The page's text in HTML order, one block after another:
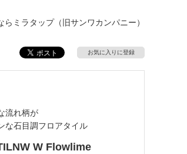
ミラタップ（旧サンワカンパニー）
お気に入りに登録
流れ柄が
な石目調フロアタイル
W Flowlime